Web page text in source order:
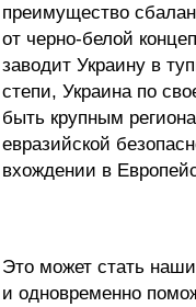
преимущество
от черно-белой
заводит Украину в
степи, Украина по
быть крупным
евразийской
вхождении в
Это может стать
и одновременно